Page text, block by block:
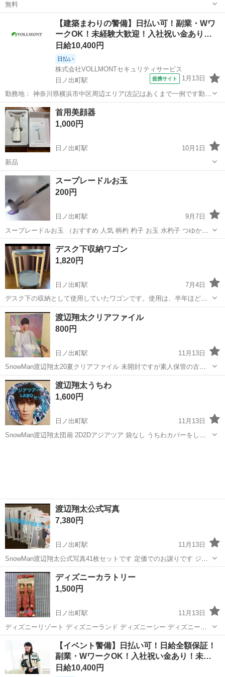
無料
日ノ出町駅 生活雑貨 スーツケース
【建築まわりの警備】日払い可！副業・Wワ
ークOK！未経験大歓迎！入社祝い金あり…
日給10,400円
日払い
株式会社VOLLMONTセキュリティサービス
日ノ出町駅
提携サイト 1月13日
勤務地： 神奈川県横浜市中区周辺エリア(左記はあくまで一例です勤務
地多数あり) 日ノ出町駅 徒歩5分 ／ 桜木町駅 徒歩5分 ／ 伊勢佐木長者
町駅 徒歩5分 週勤務日時： 週1日~ 09:00〜18:00／20:00〜0...
神奈川 横浜市 日ノ出町駅
首用美顔器
1,000円
日ノ出町駅
10月1日
新品
神奈川 横浜市 日ノ出町駅 家庭用品
スープレードルお玉
200円
日ノ出町駅
9月7日
スープレードルお玉 （おすすめ 人気 柄杓 杓子 お玉 水杓子 つゆかけ
そばつゆかけ 汁お玉 お玉 レードル そば うどん つゆかけ ラーメン ス
ープ お玉 スープレードル 豚汁お玉 スープおたま たれレードル タ
レ...
神奈川 横浜市 日ノ出町駅 調理器具
デスク下収納ワゴン
1,820円
日ノ出町駅
7月4日
デスク下の収納として使用していたワゴンです。使用は、半年ほどで
す。サイズは、幅44.5×幅44.5×高さ55.5cmです。丸い天板は取り外し
可能です。2月16日に引き取り購入したものの私の部屋に合わなかった
ので、取りにこれる...
神奈川 横浜市 日ノ出町駅 家庭用品
渡辺翔太クリアファイル
800円
日ノ出町駅
11月13日
SnowMan渡辺翔太20夏クリアファイル 未開封ですが素人保管の古い
物なので中古を理解できる方お願いします
神奈川 横浜市 日ノ出町駅
渡辺翔太うちわ
1,600円
日ノ出町駅
11月13日
SnowMan渡辺翔太団扇 2D2Dアジアツア 袋なし うちわカバーをして
渡辺翔太公式写真
7,380円
日ノ出町駅
11月13日
SnowMan渡辺翔太公式写真41枚セットです 定価でのお譲りです ジャ
ニーズショップで直接購入したものと 中古で譲っていただいたものが
あります なので状態は様々です 基本的にとてつもない傷や折れはあり
ませんが 小さな傷や...
神奈川 横浜市 日ノ出町駅 生活雑貨
ディズニーカラトリー
1,500円
日ノ出町駅
11月13日
ディズニーリゾート ディズニーランド ディズニーシー ディズニー
2014クリスマス スプーン＆フォークセット 未開封ですが外箱スレ傷
あり 少し箱上部が湾曲してます 古い物なので、箱は黄変が少しありと
ても綺麗というわけでは...
神奈川 日ノ出町駅 生活雑貨 フォーク
【イベント警備】日払い可！日給全額保証！
副業・WワークOK！入社祝い金あり！未…
日給10,400円